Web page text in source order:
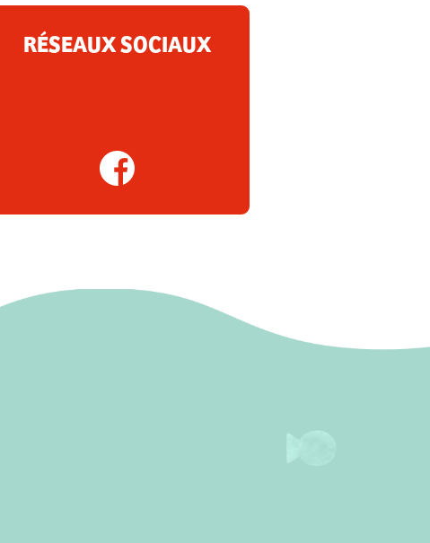
RÉSEAUX SOCIAUX